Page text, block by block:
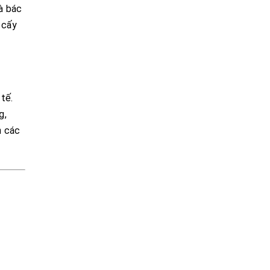
bác
các